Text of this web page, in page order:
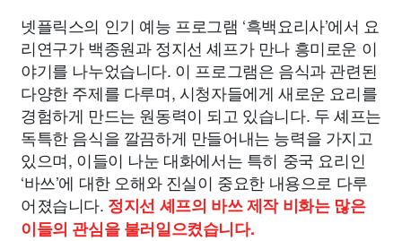
넷플릭스의 인기 예능 프로그램 ‘흑백요리사’에서 요
리연구가 백종원과 정지선 셰프가 만나 흥미로운 이
야기를 나누었습니다. 이 프로그램은 음식과 관련된
다양한 주제를 다루며, 시청자들에게 새로운 요리를
경험하게 만드는 원동력이 되고 있습니다. 두 셰프는
독특한 음식을 깔끔하게 만들어내는 능력을 가지고
있으며, 이들이 나눈 대화에서는 특히 중국 요리인
‘바쓰’에 대한 오해와 진실이 중요한 내용으로 다루
어졌습니다. 정지선 셰프의 바쓰 제작 비화는 많은
이들의 관심을 불러일으켰습니다.